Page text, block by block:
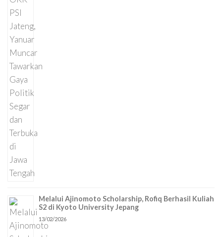
Melalui Ajinomoto Scholarship, Rofiq Berhasil Kuliah
S2 di Kyoto University Jepang
13/02/2026